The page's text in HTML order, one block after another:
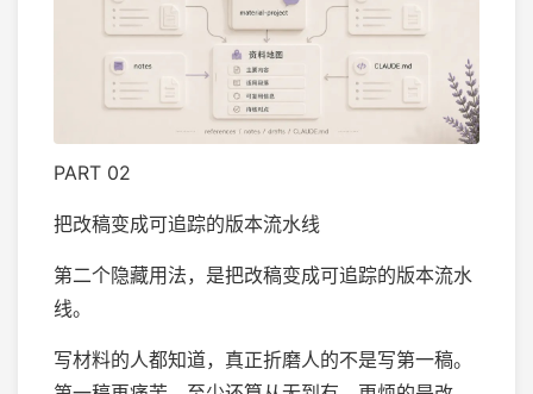
PART 02
把改稿变成可追踪的版本流水线
第二个隐藏用法，是把改稿变成可追踪的版本流水
线。
写材料的人都知道，真正折磨人的不是写第一稿。